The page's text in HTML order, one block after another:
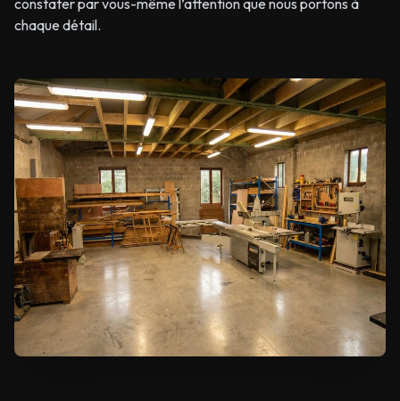
constater par vous-même l’attention que nous portons à
chaque détail.